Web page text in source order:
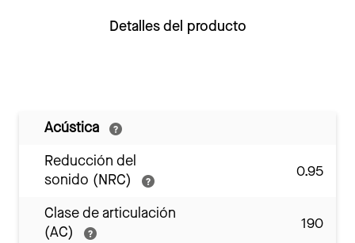
Detalles del producto
Acústica
Reducción del
sonido (NRC)
0.95
Clase de articulación
(AC)
190